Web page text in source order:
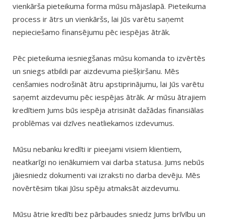
vienkārša pieteikuma forma mūsu mājaslapā. Pieteikuma
process ir ātrs un vienkāršs, lai Jūs varētu saņemt
nepieciešamo finansējumu pēc iespējas ātrāk.
Pēc pieteikuma iesniegšanas mūsu komanda to izvērtēs
un sniegs atbildi par aizdevuma piešķiršanu. Mēs
cenšamies nodrošināt ātru apstiprinājumu, lai Jūs varētu
saņemt aizdevumu pēc iespējas ātrāk. Ar mūsu ātrajiem
kredītiem Jums būs iespēja atrisināt dažādas finansiālas
problēmas vai dzīves neatliekamos izdevumus.
Mūsu nebanku kredīti ir pieejami visiem klientiem,
neatkarīgi no ienākumiem vai darba statusa. Jums nebūs
jāiesniedz dokumenti vai izraksti no darba devēju. Mēs
novērtēsim tikai Jūsu spēju atmaksāt aizdevumu.
Mūsu ātrie kredīti bez pārbaudes sniedz Jums brīvību un